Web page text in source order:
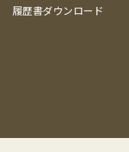
履歴書ダウンロード